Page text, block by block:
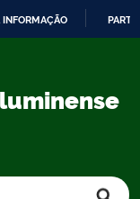
INFORMAÇÃO